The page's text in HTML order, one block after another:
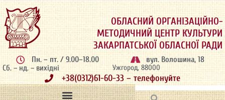
ОБЛАСНИЙ ОРГАНІЗАЦІЙНО-
МЕТОДИЧНИЙ ЦЕНТР КУЛЬТУРИ
ЗАКАРПАТСЬКОЇ ОБЛАСНОЇ РАДИ
Пн. – пт. / 9.00–18.00
Сб. – нд. – вихідні
вул. Волошина, 18
Ужгород, 88000
+38(0312)61-60-33 – телефонуйте